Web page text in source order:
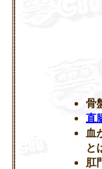
骨
直
血
と
肛